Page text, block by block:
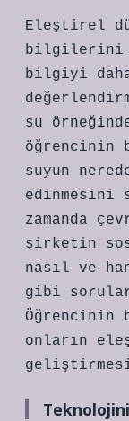
Eleştirel
bilgilerini
bilgiyi
su
öğrencinin
suyun
edinmesini
zamanda
şirketin
nasıl ve
gibi
Öğrencinin
onların